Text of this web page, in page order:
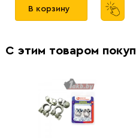
В корзину
С этим товаром